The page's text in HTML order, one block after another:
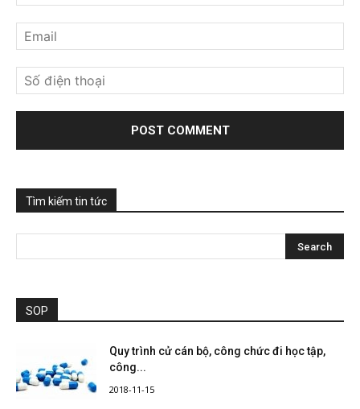
Tìm kiếm tin tức
SOP
Quy trình cử cán bộ, công chức đi học tập,
công...
2018-11-15